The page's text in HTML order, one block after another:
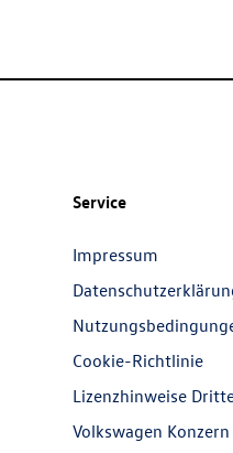
Service
Impressum
Cookie-Richtlinie
Lizenzhinweise
Volkswagen Konzern